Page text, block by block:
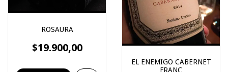
ROSAURA
$19.900,00
EL ENEMIGO CABERNET
FRANC